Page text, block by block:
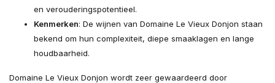
en verouderingspotentieel.
Kenmerken: De wijnen van Domaine Le Vieux Donjon staan
bekend om hun complexiteit, diepe smaaklagen en lange
houdbaarheid.
Domaine Le Vieux Donjon wordt zeer gewaardeerd door